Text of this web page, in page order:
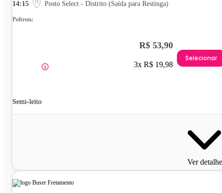
14:15 Posto Select - Distrito (Saída para Restinga)
Poltrona
Semi-leito
R$ 53,90
3x R$ 19,98
Selecionar
Ver